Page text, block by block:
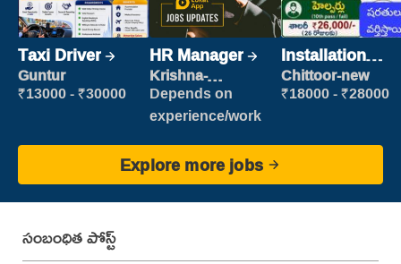
Taxi Driver
Guntur
₹13000 - ₹30000
HR Manager
Krishna-
vijayawada
Depends on
experience/work
Installation
Engineer/
Helper
Chittoor-new
₹18000 - ₹28000
Explore more jobs
సంబంధిత పోస్ట్